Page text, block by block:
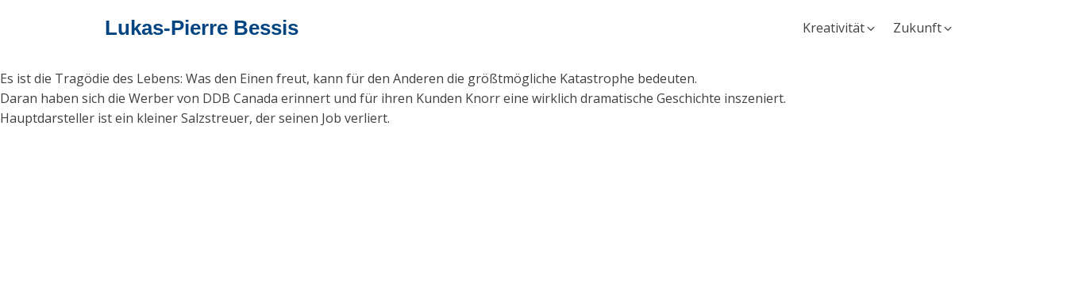
Lukas-Pierre Bessis Kreativität Zukunft
Es ist die Tragödie des Lebens: Was den Einen freut, kann für den Anderen die größtmögliche Katastrophe bedeuten.
Daran haben sich die Werber von DDB Canada erinnert und für ihren Kunden Knorr eine wirklich dramatische Geschichte inszeniert.
Hauptdarsteller ist ein kleiner Salzstreuer, der seinen Job verliert.